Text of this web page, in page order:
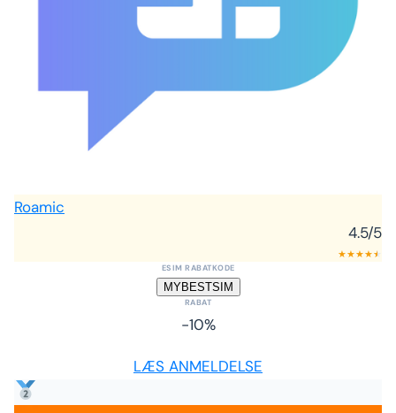
Roamic
4.5/5
★★★★★
★
ESIM RABATKODE
MYBESTSIM
RABAT
-10%
LÆS ANMELDELSE